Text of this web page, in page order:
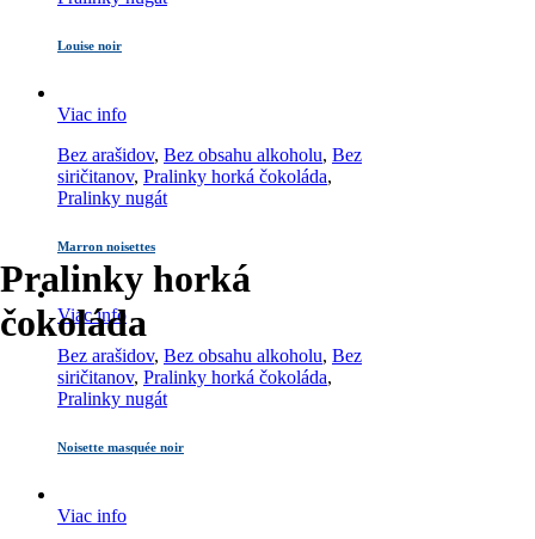
Pralinky horká
čokoláda
Louise noir
Viac info
Bez arašidov, Bez obsahu alkoholu, Bez
siričitanov, Pralinky horká čokoláda,
Pralinky nugát
Marron noisettes
Viac info
Bez arašidov, Bez obsahu alkoholu, Bez
siričitanov, Pralinky horká čokoláda,
Pralinky nugát
Noisette masquée noir
Viac info